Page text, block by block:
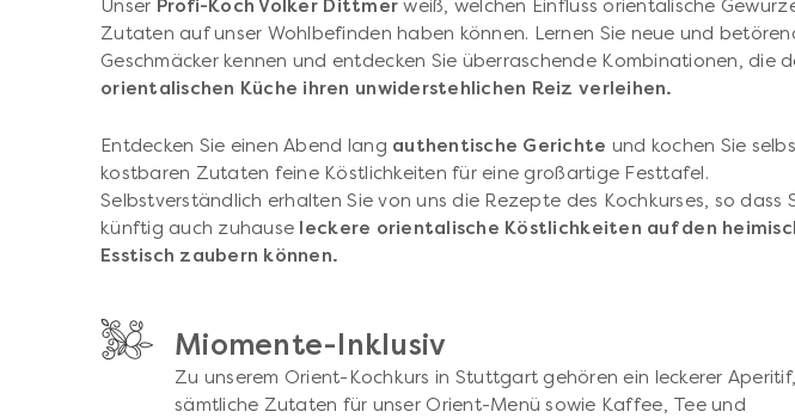
Unser Profi-Koch Volker Dittmerweiß, welchen Einfluss orientalische
Zutaten auf unser Wohlbefinden haben können. Lernen Sie neue und
Geschmäcker kennen und entdecken Sie überraschende Kombinationen, die
orientalischen Küche ihren unwiderstehlichen Reiz verleihen.
Entdecken Sie einen Abend lang authentische Gerichte und kochen Sie
kostbaren Zutaten feine Köstlichkeiten für eine großartige Festtafel.
Selbstverständlich erhalten Sie von uns die Rezepte des Kochkurses, so dass
künftig auch zuhause leckere orientalische Köstlichkeiten auf den
Esstisch zaubern können.
Miomente-Inklusiv
Zu unserem Orient-Kochkurs in Stuttgart gehören ein leckerer Aperitif,
sämtliche Zutaten für unser Orient-Menü sowie Kaffee, Tee und